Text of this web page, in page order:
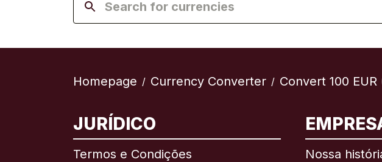
Homepage / Currency Converter / Convert 100
JURÍDICO
Termos e Condições
Nossa
Internacional